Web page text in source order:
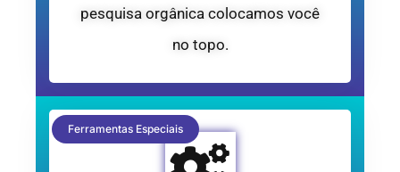
pesquisa orgânica colocamos você
no topo.
Ferramentas Especiais